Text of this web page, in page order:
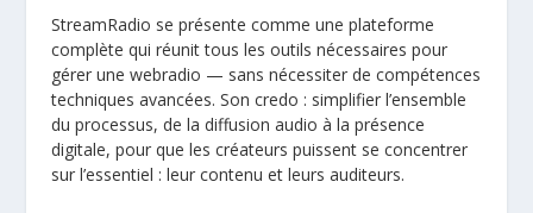
StreamRadio se présente comme une plateforme
complète qui réunit tous les outils nécessaires pour
gérer une webradio — sans nécessiter de compétences
techniques avancées. Son credo : simplifier l’ensemble
du processus, de la diffusion audio à la présence
digitale, pour que les créateurs puissent se concentrer
sur l’essentiel : leur contenu et leurs auditeurs.